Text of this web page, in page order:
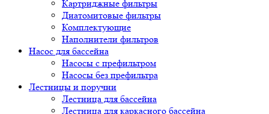
Картриджные фильтры
Диатомитовые фильтры
Комплектующие
Наполнители фильтров
Насос для бассейна
Насосы с префильтром
Насосы без префильтра
Лестницы и поручни
Лестница для бассейна
Лестница для каркасного бассейна